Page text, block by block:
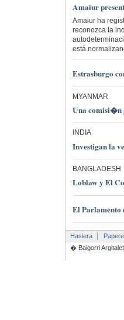
Amaiur
Amaiur ha
reconozca la
está
Estrasburgo
MYANMAR
Una comisi�n
INDIA
Investigan la
BANGLADESH
Loblaw y El
El Parlamento
Hasiera
� Baigorri